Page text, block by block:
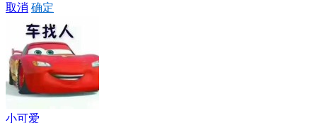
取消 确定
小可爱